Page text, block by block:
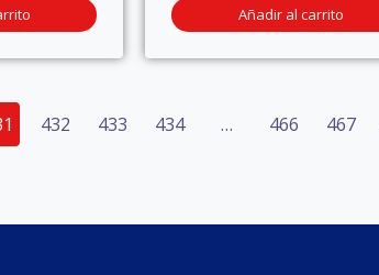
Añadir al carrito
432 433 434 … 466 467